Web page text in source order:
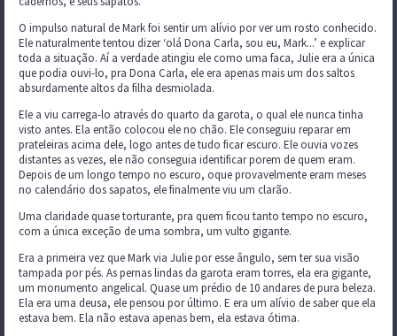
O impulso natural de Mark foi sentir um alívio por ver um rosto conhecido.
Ele naturalmente tentou dizer ‘olá Dona Carla, sou eu, Mark...’ e explicar
toda a situação. Aí a verdade atingiu ele como uma faca, Julie era a única
que podia ouvi-lo, pra Dona Carla, ele era apenas mais um dos saltos
absurdamente altos da filha desmiolada.
Ele a viu carrega-lo através do quarto da garota, o qual ele nunca tinha
visto antes. Ela então colocou ele no chão. Ele conseguiu reparar em
prateleiras acima dele, logo antes de tudo ficar escuro. Ele ouvia vozes
distantes as vezes, ele não conseguia identificar porem de quem eram.
Depois de um longo tempo no escuro, oque provavelmente eram meses
no calendário dos sapatos, ele finalmente viu um clarão.
Uma claridade quase torturante, pra quem ficou tanto tempo no escuro,
com a única exceção de uma sombra, um vulto gigante.
Era a primeira vez que Mark via Julie por esse ângulo, sem ter sua visão
tampada por pés. As pernas lindas da garota eram torres, ela era gigante,
um monumento angelical. Quase um prédio de 10 andares de pura beleza.
Ela era uma deusa, ele pensou por último. E era um alívio de saber que ela
estava bem. Ela não estava apenas bem, ela estava ótima.